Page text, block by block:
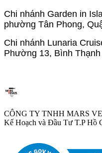
Chi nhánh Garden in
phường Tân Phong,
Chi nhánh Lunaria
Phường 13, Bình Thạnh
CÔNG TY TNHH MARS
Kế Hoạch và Đầu Tư T.P Hồ